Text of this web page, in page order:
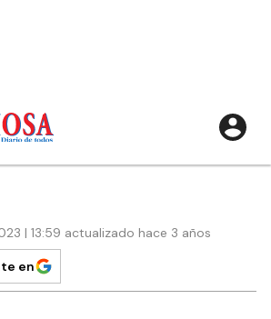
| 13:59 actualizado hace 3 años
en